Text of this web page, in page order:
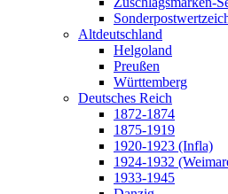
Altdeutschland
Helgoland
Preußen
Württemberg
Deutsches Reich
1872-1874
1875-1919
1920-1923 (Infla)
1924-1932
1933-1945